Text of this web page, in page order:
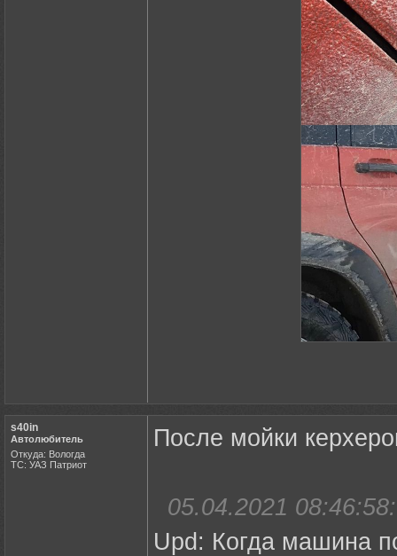
s40in
Автолюбитель
Откуда: Вологда
ТС: УАЗ Патриот
После мойки
05.04.2021 08:46:58:
Upd: Когда машина